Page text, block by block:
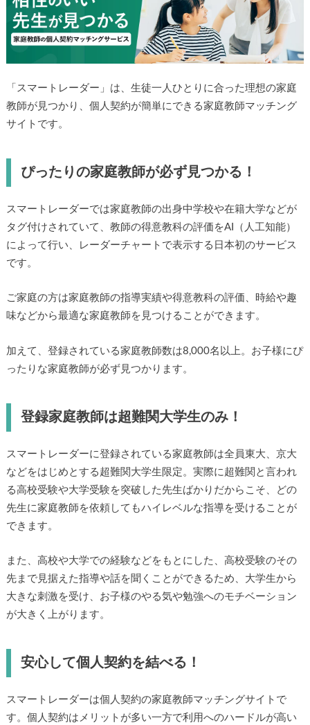
「スマートレーダー」は、生徒一人ひとりに合った理想の家庭
教師が見つかり、個人契約が簡単にできる家庭教師マッチング
サイトです。
ぴったりの家庭教師が必ず見つかる！
スマートレーダーでは家庭教師の出身中学校や在籍大学などが
タグ付けされていて、教師の得意教科の評価をAI（人工知能）
によって行い、レーダーチャートで表示する日本初のサービス
です。
ご家庭の方は家庭教師の指導実績や得意教科の評価、時給や趣
味などから最適な家庭教師を見つけることができます。
加えて、登録されている家庭教師数は8,000名以上。お子様にぴ
ったりな家庭教師が必ず見つかります。
登録家庭教師は超難関大学生のみ！
スマートレーダーに登録されている家庭教師は全員東大、京大
などをはじめとする超難関大学生限定。実際に超難関と言われ
る高校受験や大学受験を突破した先生ばかりだからこそ、どの
先生に家庭教師を依頼してもハイレベルな指導を受けることが
できます。
また、高校や大学での経験などをもとにした、高校受験のその
先まで見据えた指導や話を聞くことができるため、大学生から
大きな刺激を受け、お子様のやる気や勉強へのモチベーション
が大きく上がります。
安心して個人契約を結べる！
スマートレーダーは個人契約の家庭教師マッチングサイトで
す。個人契約はメリットが多い一方で利用へのハードルが高い